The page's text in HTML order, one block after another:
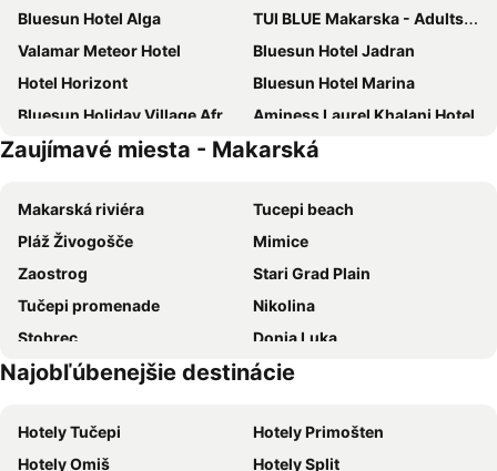
Bluesun Hotel Alga
TUI BLUE Makarska - Adults Only
Valamar Meteor Hotel
Bluesun Hotel Jadran
Hotel Horizont
Bluesun Hotel Marina
Bluesun Holiday Village Afrodita
Aminess Laurel Khalani Hotel
Hotel Tamaris
Bluesun Hotel Soline
Beach Hotel
Bluesun hotel Berulia
Hotel Biokovo
Hotel Park Makarska
Grand Hotel Slavia
Sunny Makarska by Valamar
Aparthotel Miramare
Hotel Rosina
Maestral Adults Exclusive Hotel
Medora Orbis Mobile Homes & Glamping
Haus Pehar
Hotel Villa Bacchus
Heritage Hotel Kaštelet
Heritage Hotel Liberan
Zaujímavé miesta - Makarská
Makarská riviéra
Tucepi beach
Pláž Živogošče
Mimice
Zaostrog
Stari Grad Plain
Tučepi promenade
Nikolina
Stobrec
Donja Luka
Letisko Brač
Zlatni Rat
Sveti Ivan Krstitelj
Vrboska
Park Prirode Biokovo
Badija
Najobľúbenejšie destinácie
Hotely Tučepi
Hotely Primošten
Hotely Omiš
Hotely Split